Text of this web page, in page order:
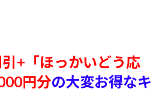
+ 「ほっかいどう応
円分の大変お得なキ